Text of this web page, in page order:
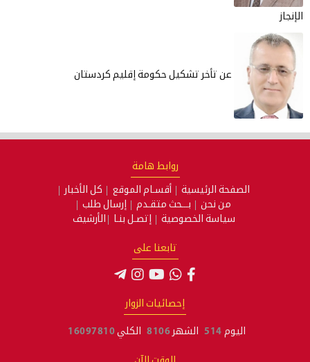
الإنجاز
عن تأخر تشكيل حكومة إقليم كردستان
روابط هامة
الصفحة الرئيسية أقسـام الموقع
كل الأخبار
من نحن
بـــحث متقـدم
إرسال طلب
سياسة الخصوصية
إتصـل بنـا الأرشيف
تابعنا على
إحصائيات الزوار
اليوم 514 الشهر 8106 الكلي 16097810